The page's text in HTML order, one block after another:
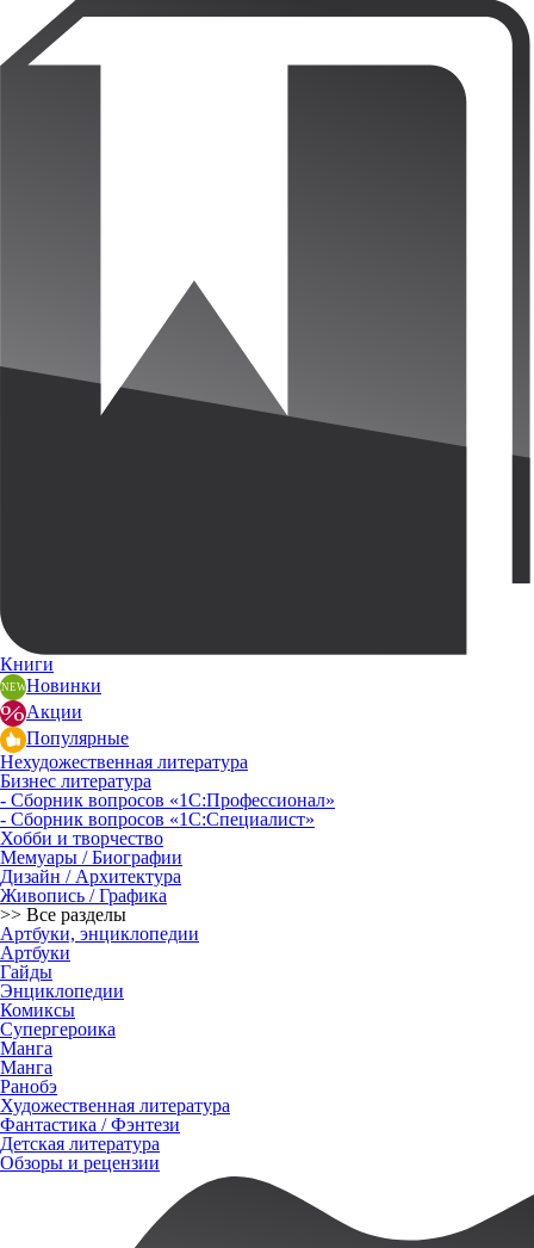
Книги
Новинки
Акции
Популярные
Нехудожественная литература
Бизнес литература
- Сборник вопросов «1С:Профессионал»
- Сборник вопросов «1С:Специалист»
Хобби и творчество
Мемуары / Биографии
Дизайн / Архитектура
Живопись / Графика
>> Все разделы
Артбуки, энциклопедии
Артбуки
Гайды
Энциклопедии
Комиксы
Супергероика
Манга
Манга
Ранобэ
Художественная литература
Фантастика / Фэнтези
Детская литература
Обзоры и рецензии